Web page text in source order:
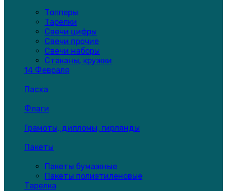
Топперы
Тарелки
Свечи цифры
Свечи прочие
Свечи наборы
Стаканы, кружки
14 Февраля
Пасха
Флаги
Грамоты, дипломы, гирлянды
Пакеты
Пакеты бумажные
Пакеты полиэтиленовые
Тарелка